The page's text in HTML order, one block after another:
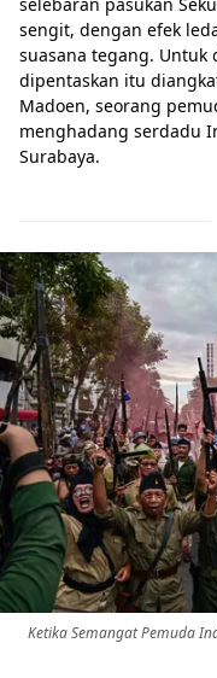
selebaran pasukan
sengit, dengan efek
suasana tegang.
dipentaskan itu
Madoen, seorang
menghadang serdadu
Surabaya.
Ketika Semangat Pemuda